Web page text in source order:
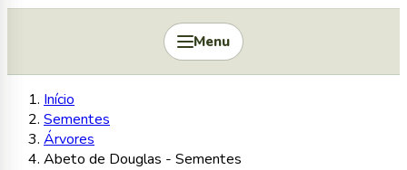
Menu
Início
Sementes
Árvores
Abeto de Douglas - Sementes